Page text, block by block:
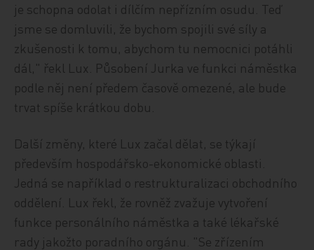
je schopna odolat i dílčím nepřízním osudu. Teď
jsme se domluvili, že bychom spojili své síly a
zkušenosti k tomu, abychom tu nemocnici potáhli
dál," řekl Lux. Působení Jurka ve funkci náměstka
podle něj není předem časově omezené, ale bude
trvat spíše krátkou dobu.
Další změny, které Lux začal dělat, se týkají
především hospodářsko-ekonomické oblasti.
Jedná se například o restrukturalizaci obchodního
oddělení. Lux řekl, že rovněž zvažuje vytvoření
funkce personálního náměstka a také lékařské
rady jakožto poradního orgánu. "Se zřízením